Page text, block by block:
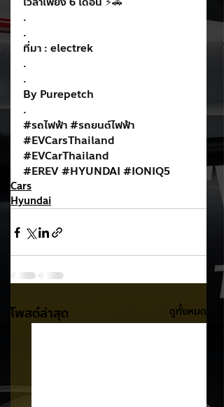
.
.
ที่มา : electrek
.
.
By Purepetch
.
#รถไฟฟ้า #รถยนต์ไฟฟ้า
#EVCarsThailand
#EVCarThailand
#EREV#HYUNDAI #IONIQ5
Cars
Hyundai
โพสต์ล่าสุด ดูทั้งหมด